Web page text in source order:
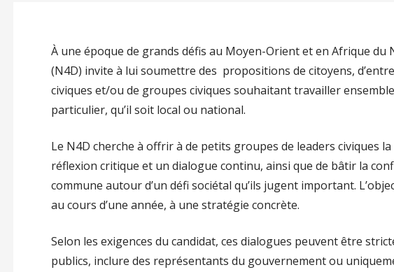
À une époque de grands défis au Moyen-Orient et en Afrique du
(N4D) invite à lui soumettre des propositions de citoyens,
civiques et/ou de groupes civiques souhaitant travailler
particulier, qu’il soit local ou national.
Le N4D cherche à offrir à de petits groupes de leaders civiques
réflexion critique et un dialogue continu, ainsi que de bâtir la
commune autour d’un défi sociétal qu’ils jugent important.
au cours d’une année, à une stratégie concrète.
Selon les exigences du candidat, ces dialogues peuvent être
publics, inclure des représentants du gouvernement ou